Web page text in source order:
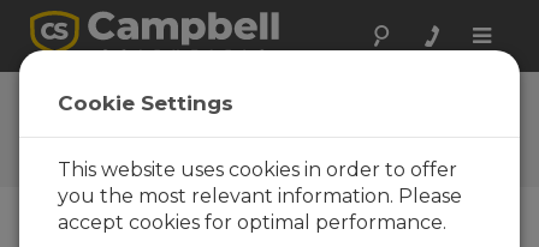
Toggle
Ask a Question
Typical response time of one
business day
Cookie Settings
This website uses cookies in order to offer
you the most relevant information. Please
accept cookies for optimal performance.